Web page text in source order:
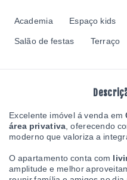
Academia Espaço kids
Salão de festas Terraço
Excelente imóvel á venda em
área privativa , oferecendo
moderno que valoriza a
O apartamento conta com
amplitude e melhor